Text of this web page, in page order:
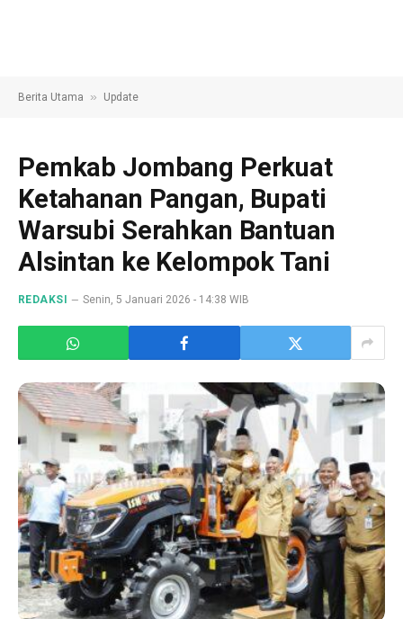
Berita Utama » Update
Pemkab Jombang Perkuat
Ketahanan Pangan, Bupati
Warsubi Serahkan Bantuan
Alsintan ke Kelompok Tani
REDAKSI Senin, 5 Januari 2026 - 14:38 WIB